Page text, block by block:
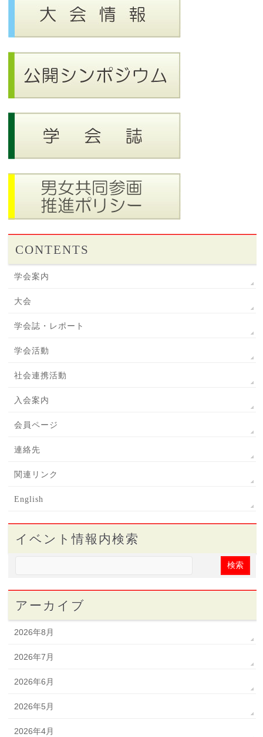
CONTENTS
学会案内
大会
学会誌・レポート
学会活動
社会連携活動
入会案内
会員ページ
連絡先
関連リンク
English
イベント情報内検索
アーカイブ
2026年8月
2026年7月
2026年6月
2026年5月
2026年4月